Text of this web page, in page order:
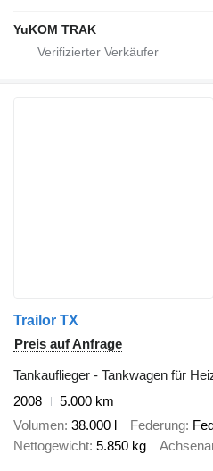
YuKOM TRAK
Trailor TX
Preis auf Anfrage
Tankauflieger - Tankwagen für
2008
5.000 km
Volumen 38.000 l Federung
Nettogewicht 5.850 kg